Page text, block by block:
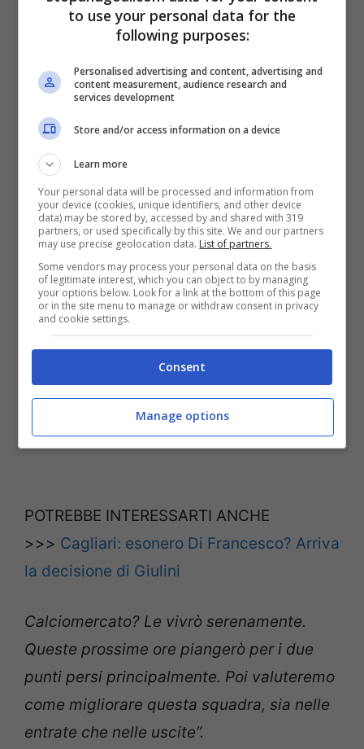
gara.
parlarne. Alcune cose non vengono. La
molti meno tiri in porta rispetto al passato.
Creiamo anche occasioni, ma abbiamo
fatto solo un gol. Dobbiamo migliorare. Le
partite si vincono anche 1-0. Peccato per il
gol preso.
POTREBBE INTERESSARTI ANCHE
>>> Cagliari: esonero Di Francesco? Arriva
la decisione di Giulini
Calciomercato? Le vivrò serenamente.
Queste prossime ore piangerò per i due
punti persi principalmente. Poi valuteremo
come migliorare questa squadra, sia nelle
entrate che nelle uscite”.
to use your personal data for the
following purposes:
Personalised advertising and content, advertising and
content measurement, audience research and
services development
Store and/or access information on a device
Learn more
Your personal data will be processed and information from
your device (cookies, unique identifiers, and other device
data) may be stored by, accessed by and shared with 319
partners, or used specifically by this site. We and our partners
may use precise geolocation data. List of partners.
Some vendors may process your personal data on the basis
of legitimate interest, which you can object to by managing
your options below. Look for a link at the bottom of this page
or in the site menu to manage or withdraw consent in privacy
and cookie settings.
Consent
Manage options